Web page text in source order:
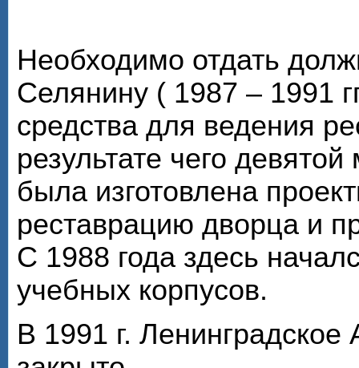
Необходимо отдать
Селянину ( 1987 – 1991
средства для ведения
результате чего
была изготовлена
реставрацию дворца и
С 1988 года здесь
учебных корпусов.
В 1991 г.